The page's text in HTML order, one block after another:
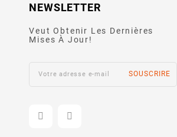
NEWSLETTER
Veut Obtenir Les Dernières
Mises À Jour!